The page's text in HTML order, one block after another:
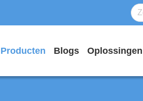
Producten Blogs Oplossingen